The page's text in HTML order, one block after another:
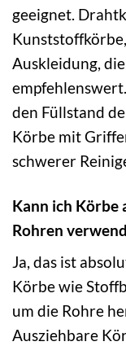
geeignet.
Auskleidung,
den Füllstand
Körbe mit
schwerer
Kann ich Körbe
Rohren
Ja, das ist
Körbe wie
um die Rohre
Ausziehbare